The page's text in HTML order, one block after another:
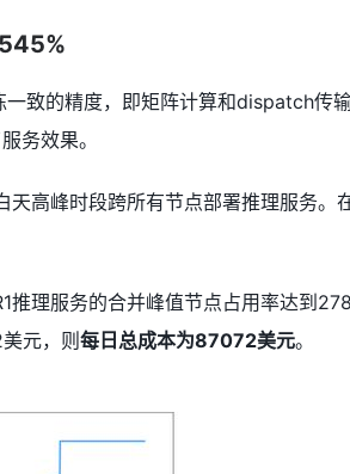
致的精度，即矩阵计算和dispatch
务效果。
高峰时段跨所有节点部署推理服务
理服务的合并峰值节点占用率达到
元，则每日总成本为87072美元。